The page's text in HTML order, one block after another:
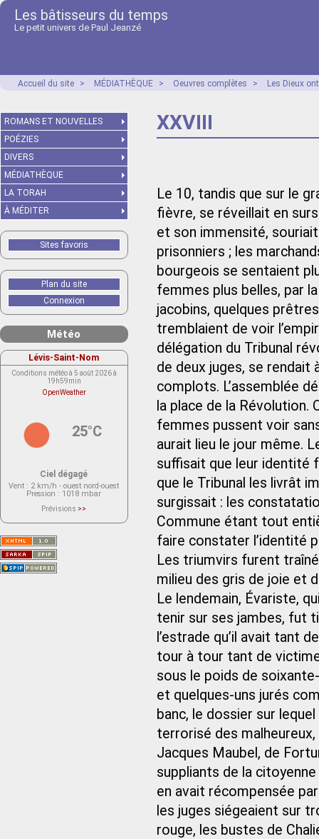
Les bâtisseurs du temps
Le petit univers de Paul Jeanzé
Accueil du site > MÉDIATHÈQUE > Oeuvres complètes > Les Dieux
XXVIII
Le 10, tandis que sur le
fièvre, se réveillait en
et son immensité,
prisonniers ; les
bourgeois se sentaient
femmes plus belles, par
jacobins, quelques
tremblaient de voir
délégation du Tribunal
de deux juges, se rendait
complots. L’assemblée
la place de la Révolution.
femmes pussent voir
aurait lieu le jour même.
suffisait que leur identité
que le Tribunal les livrât
surgissait : les
Commune étant tout
faire constater l’identité
Les triumvirs furent
milieu des gris de joie et
Le lendemain, Évariste,
tenir sur ses jambes, fut
l’estrade qu’il avait tant
tour à tour tant de
sous le poids de
et quelques-uns jurés
banc, le dossier sur
terrorisé des
Jacques Maubel, de
suppliants de la
en avait récompensée
les juges siégeaient sur
rouge, les bustes de
ROMANS ET NOUVELLES
POÉZIES
DIVERS
MÉDIATHÈQUE
LA TORAH
À MÉDITER
Sites favoris
Plan du site
Connexion
Météo
Lévis-Saint-Nom
Conditions météo à 5 août 2026 à
19h59min
OpenWeather
25°C
Ciel dégagé
Vent : 2 km/h - ouest nord-ouest
Pression : 1018 mbar
Prévisions >>
actuellement aucune prévision
Saint-Nom.
Veuillez consulter le message du
service ci-dessous.
(401 - Invalid API key. Please see
https://openweathermap.org/faq#error401